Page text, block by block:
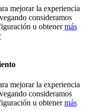
mejorar la experiencia
consideramos
u obtenermás
mejorar la experiencia
consideramos
u obtenermás